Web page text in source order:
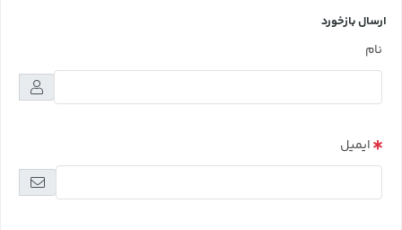
ارسال بازخورد
نام
ایمیل